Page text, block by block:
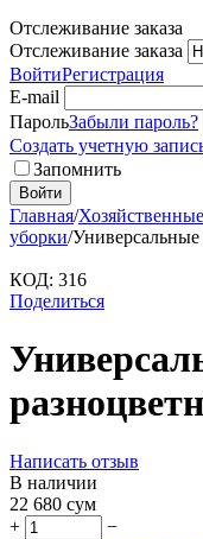
Отслеживание заказа
Отслеживание заказа
ВойтиРегистрация
E-mail
ПарольЗабыли пароль?
Создать учетную
Запомнить
Войти
Главная/
уборки/
КОД: 316
Поделиться
Написать отзыв
В наличии
22 680 сум
+
−